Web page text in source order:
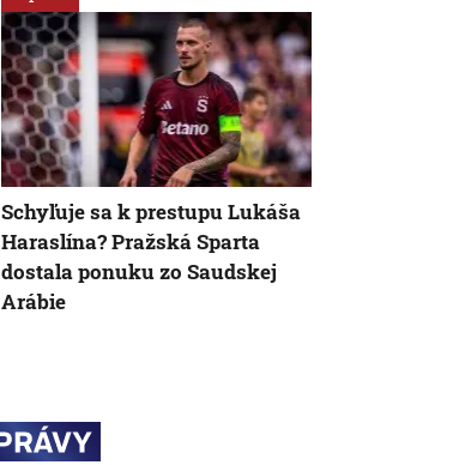
Schyľuje sa k prestupu Lukáša
Haraslína? Pražská Sparta
dostala ponuku zo Saudskej
Arábie